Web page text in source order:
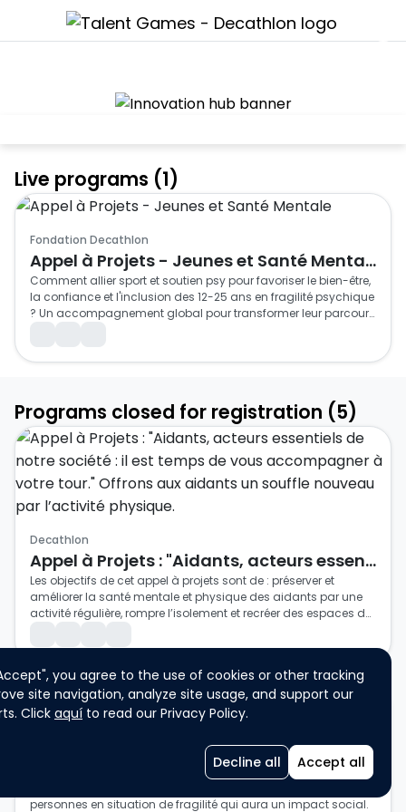
you agree to the use of cookies or other tracking
site navigation, analyze site usage, and support our
Click aquí to read our Privacy Policy.
Decline all Accept all
Live programs (1)
Fondation Decathlon
Appel à Projets - Jeunes et Santé Mentale
Comment allier sport et soutien psy pour favoriser le bien-être,
la confiance et l'inclusion des 12-25 ans en fragilité psychique
? Un accompagnement global pour transformer leur parcours
FONDATION DECATHLON x ROQUETTE
Programs closed for registration (5)
Decathlon
Appel à Projets : "Aidants, acteurs essentiels de notre société : il est temps de vous accompagner à votre tour." Offrons aux aidants un souffle nouveau par l’activité physique.
Les objectifs de cet appel à projets sont de : préserver et
améliorer la santé mentale et physique des aidants par une
activité régulière, rompre l’isolement et recréer des espaces de
redonner une place active dans sa propre trajectoire de santé
projets avec les aidants.
L’appel à projets est doté d’un montant de 100
Students
General Public
Individual participation
Single participation
CHALLENGE FONDATION
Pour l’association ou l’organisation à but non lucratif de ton
personnes en situation de fragilité qui aura un impact social.